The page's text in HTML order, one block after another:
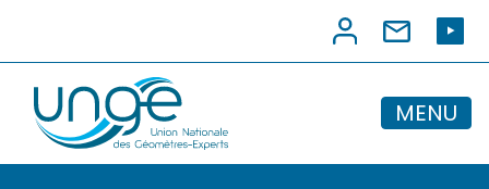
MENU